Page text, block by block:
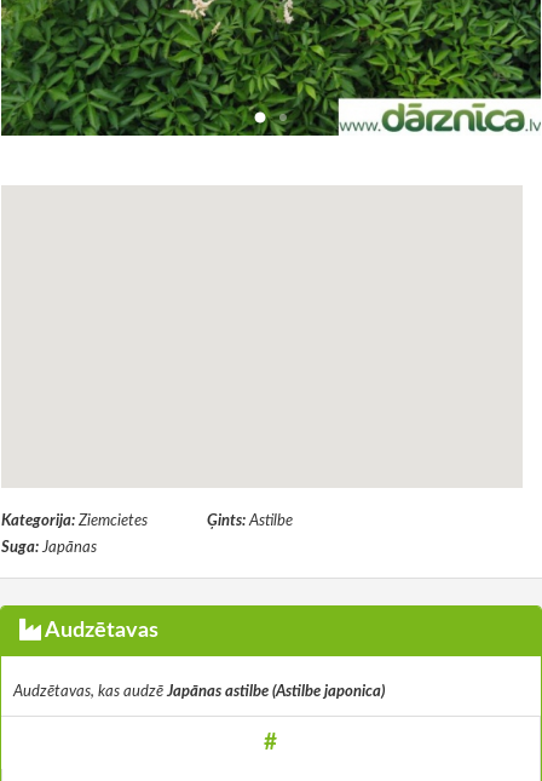
Kategorija: Ziemcietes Ģints: Astilbe
Suga: Japānas
Audzētavas
Audzētavas, kas audzē Japānas astilbe (Astilbe japonica)
#